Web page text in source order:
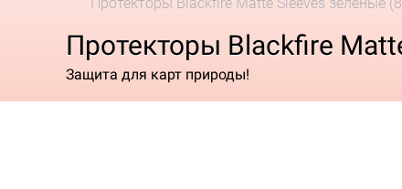
Протекторы Blackfire
Защита для карт природы!